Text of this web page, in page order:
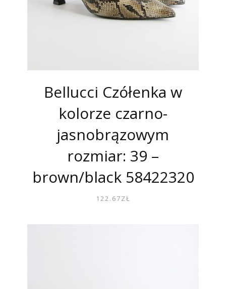
Bellucci Czółenka w
kolorze czarno-
jasnobrązowym
rozmiar: 39 –
brown/black 58422320
122.67ZŁ